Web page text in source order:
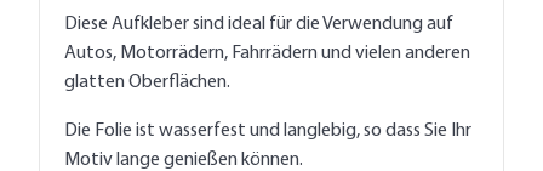
Diese Aufkleber sind ideal für die Verwendung auf
Autos, Motorrädern, Fahrrädern und vielen anderen
glatten Oberflächen.
Die Folie ist wasserfest und langlebig, so dass Sie Ihr
Motiv lange genießen können.